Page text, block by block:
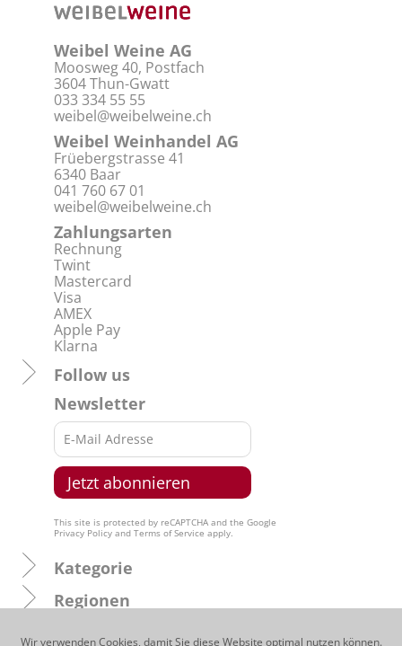
Wir verwenden Cookies, damit Sie diese Website optimal nutzen können.
Weibel Weine AG
Moosweg 40, Postfach
3604 Thun-Gwatt
033 334 55 55
weibel@weibelweine.ch
Weibel Weinhandel AG
Früebergstrasse 41
6340 Baar
041 760 67 01
weibel@weibelweine.ch
Zahlungsarten
Rechnung
Twint
Mastercard
Visa
AMEX
Apple Pay
Klarna
Follow us
Newsletter
This site is protected by reCAPTCHA and the Google
Privacy Policy and Terms of Service apply.
Kategorie
Regionen
Produzenten